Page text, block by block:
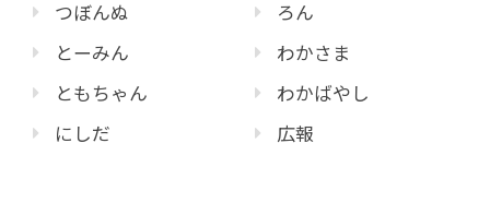
つぼんぬ
とーみん
ともちゃん
にしだ
ろん
わかさま
わかばやし
広報